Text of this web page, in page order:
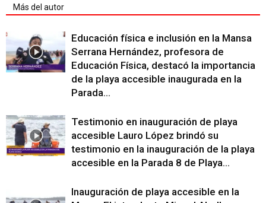
Más del autor
Educación física e inclusión en la Mansa
Serrana Hernández, profesora de
Educación Física, destacó la importancia
de la playa accesible inaugurada en la
Parada...
Testimonio en inauguración de playa
accesible Lauro López brindó su
testimonio en la inauguración de la playa
accesible en la Parada 8 de Playa...
Inauguración de playa accesible en la